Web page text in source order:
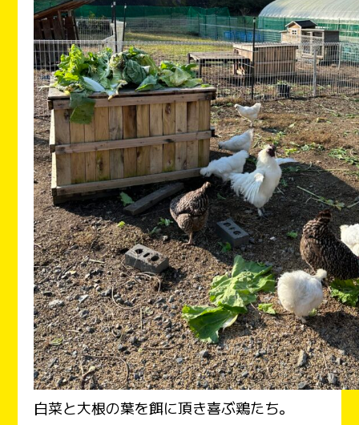
白菜と大根の葉を餌に頂き喜ぶ鶏たち。